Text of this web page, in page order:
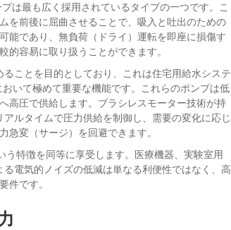
は最も広く採用されているタイプの一つです。こ
を前後に屈曲させることで、吸入と吐出のための
能であり、無負荷（ドライ）運転を即座に損傷す
的容易に取り扱うことができます。
ことを目的としており、これは住宅用給水システ
いて極めて重要な機能です。これらのポンプは低
高圧で供給します。ブラシレスモーター技術が持
ルタイムで圧力供給を制御し、需要の変化に応じ
急変（サージ）を回避できます。
特徴を同等に享受します。医療機器、実験室用
電気的ノイズの低減は単なる利便性ではなく、高
件です。